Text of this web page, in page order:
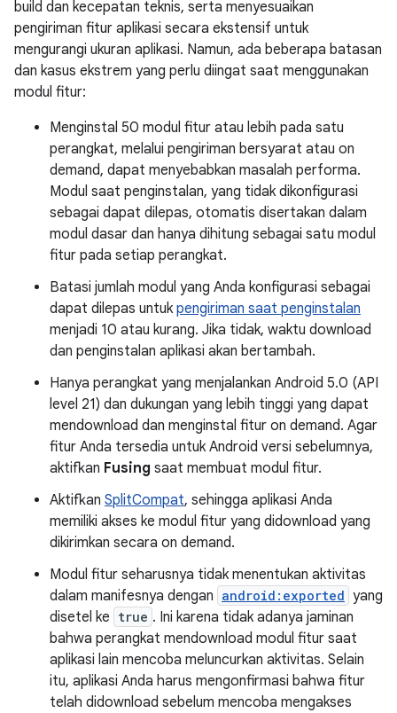
build dan kecepatan teknis, serta menyesuaikan
pengiriman fitur aplikasi secara ekstensif untuk
mengurangi ukuran aplikasi. Namun, ada beberapa batasan
dan kasus ekstrem yang perlu diingat saat menggunakan
modul fitur:
Menginstal 50 modul fitur atau lebih pada satu
perangkat, melalui pengiriman bersyarat atau on
demand, dapat menyebabkan masalah performa.
Modul saat penginstalan, yang tidak dikonfigurasi
sebagai dapat dilepas, otomatis disertakan dalam
modul dasar dan hanya dihitung sebagai satu modul
fitur pada setiap perangkat.
Batasi jumlah modul yang Anda konfigurasi sebagai
dapat dilepas untuk pengiriman saat penginstalan
menjadi 10 atau kurang. Jika tidak, waktu download
dan penginstalan aplikasi akan bertambah.
Hanya perangkat yang menjalankan Android 5.0 (API
level 21) dan dukungan yang lebih tinggi yang dapat
mendownload dan menginstal fitur on demand. Agar
fitur Anda tersedia untuk Android versi sebelumnya,
aktifkan Fusing saat membuat modul fitur.
Aktifkan SplitCompat, sehingga aplikasi Anda
memiliki akses ke modul fitur yang didownload yang
dikirimkan secara on demand.
Modul fitur seharusnya tidak menentukan aktivitas
dalam manifesnya dengan android:exported yang
disetel ke true . Ini karena tidak adanya jaminan
bahwa perangkat mendownload modul fitur saat
aplikasi lain mencoba meluncurkan aktivitas. Selain
itu, aplikasi Anda harus mengonfirmasi bahwa fitur
telah didownload sebelum mencoba mengakses